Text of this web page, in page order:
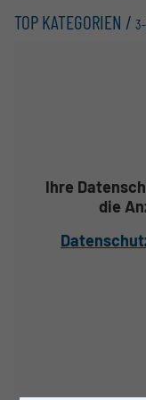
TOP KATEGORIEN /
Ihre
die